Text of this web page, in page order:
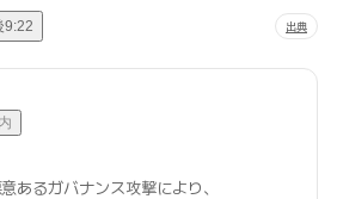
9:22 出典
あるガバナンス攻撃により、